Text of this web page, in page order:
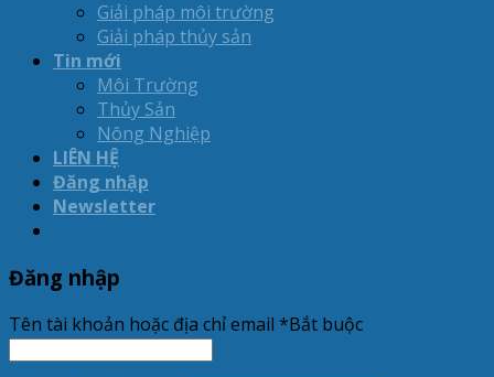
Giải pháp môi trường
Giải pháp thủy sản
Tin mới
Môi Trường
Thủy Sản
Nông Nghiệp
LIÊN HỆ
Đăng nhập
Newsletter
Đăng nhập
Tên tài khoản hoặc địa chỉ email *Bắt buộc